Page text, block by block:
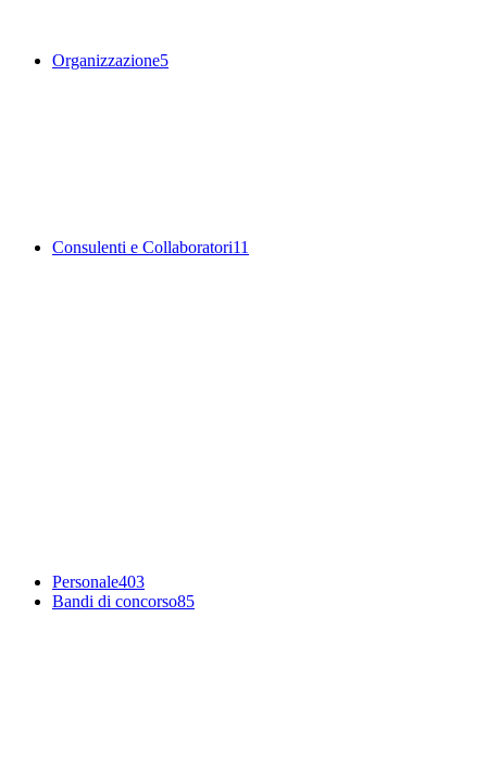
Organizzazione5
Consulenti e Collaboratori11
Personale403
Bandi di concorso85